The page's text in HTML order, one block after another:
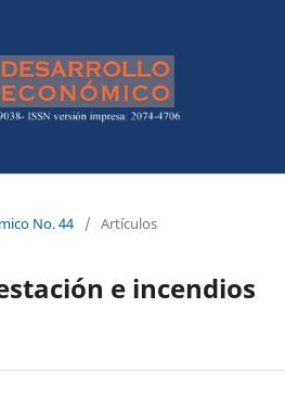
No. 44 / Artículos
e incendios